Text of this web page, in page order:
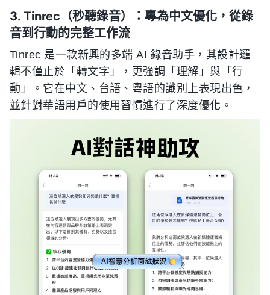
3. Tinrec（秒聽錄音）：專為中文優化，從錄
音到行動的完整工作流
Tinrec 是一款新興的多端 AI 錄音助手，其設計邏
輯不僅止於「轉文字」，更強調「理解」與「行
動」。它在中文、台語、粵語的識別上表現出色，
並針對華語用戶的使用習慣進行了深度優化。